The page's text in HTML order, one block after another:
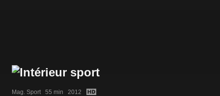
Mag. Sport   55 min   2012